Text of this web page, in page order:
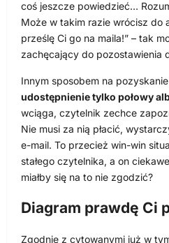
coś jeszcze powiedzieć…
Może w takim razie wrócisz do
prześlę Ci go na maila!” – tak
zachęcający do pozostawienia
Innym sposobem na
udostępnienie tylko połowy
wciąga, czytelnik zechce
Nie musi za nią płacić,
e-mail. To przecież win-win
stałego czytelnika, a on
miałby się na to nie zgodzić?
Diagram prawdę Ci
Zgodnie z cytowanymi już w